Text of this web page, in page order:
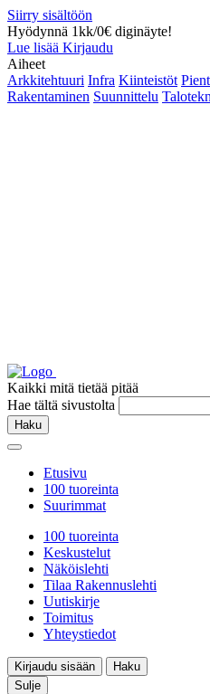
Siirry sisältöön
Hyödynnä 1kk/0€ diginäyte!
Lue lisää Kirjaudu
Aiheet
Arkkitehtuuri Infra Kiinteistöt
Rakentaminen Suunnittelu
Kaikki mitä tietää pitää
Hae tältä sivustolta
Haku
Etusivu
100 tuoreinta
Suurimmat
100 tuoreinta
Keskustelut
Näköislehti
Tilaa Rakennuslehti
Uutiskirje
Toimitus
Yhteystiedot
Kirjaudu sisään
Haku
Sulje